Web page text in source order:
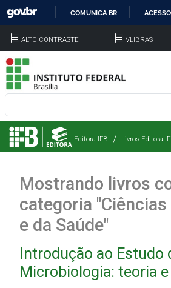
COMUNICA BR
ALTO CONTRASTE VLIBRAS
Editora IFB Livros Editora
Mostrando livros
categoria
e da Saúde"
Introdução ao Estudo
Microbiologia: teoria